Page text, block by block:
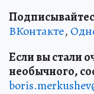
ВКонтакте,
Если вы стали
необычного,